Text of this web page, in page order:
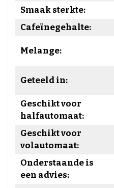
Smaak sterkte:
Cafeïnegehalte:
Melange:
Geteeld in:
Geschikt voor
halfautomaat:
Geschikt voor
volautomaat:
Onderstaande is
een advies: